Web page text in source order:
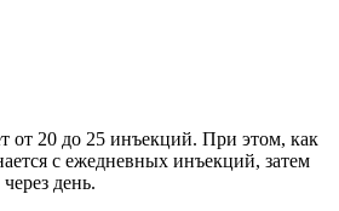
от 20 до 25 инъекций. При этом, как
с ежедневных инъекций, затем
день.